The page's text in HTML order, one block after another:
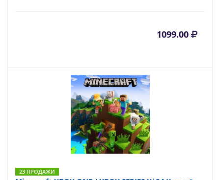
1099.00
23 ПРОДАЖИ